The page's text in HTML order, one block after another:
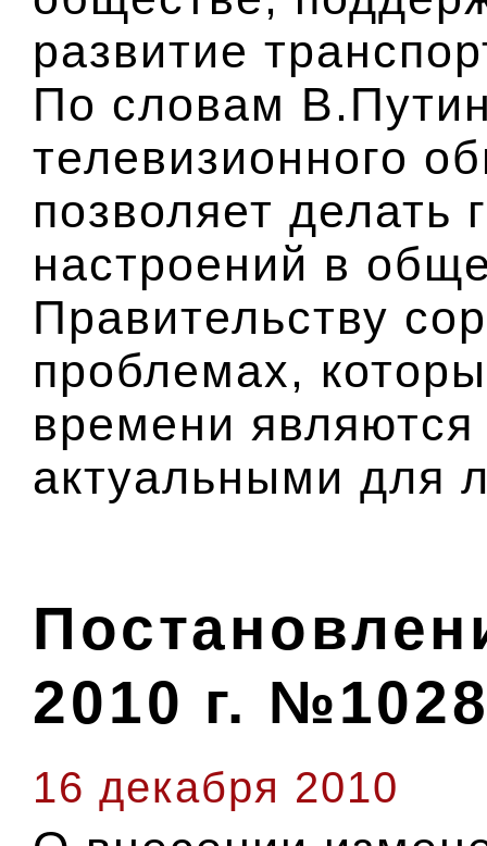
развитие
По словам
телевизионного
позволяет делать
настроений в
Правительству
проблемах,
времени
актуальными для
2010 г.
16 декабря 2010